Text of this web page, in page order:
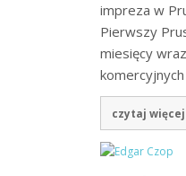
impreza w
Pierwszy
miesięcy
czytaj więcej